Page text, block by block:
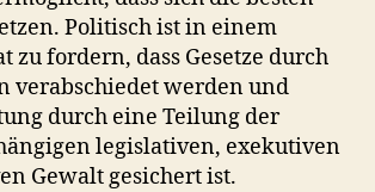
Politisch ist in einem
zu fordern, dass Gesetze durch
verabschiedet werden und
durch eine Teilung der
legislativen, exekutiven
Gewalt gesichert ist.